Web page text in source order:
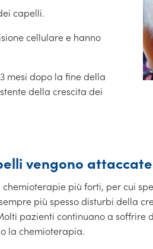
capelli.
cellulare e hanno
mesi dopo la fine della
della crescita dei
vengono attaccate
più forti, per cui
più spesso disturbi della
pazienti continuano a soffrire
la chemioterapia.